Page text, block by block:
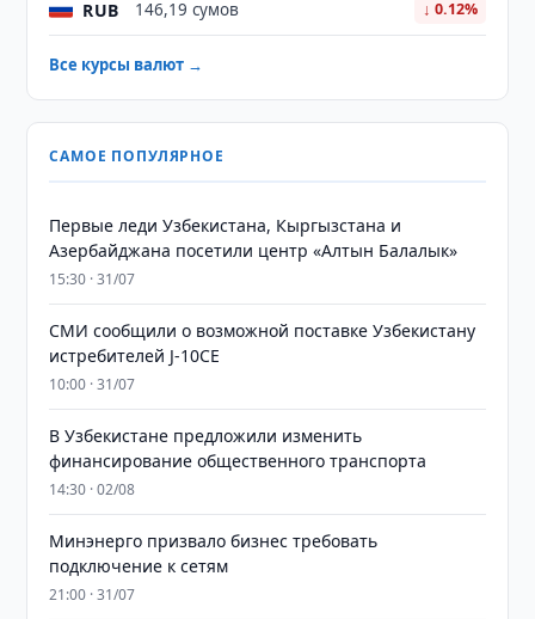
RUB 146,19 сумов ↓ 0.12%
Все курсы валют →
САМОЕ ПОПУЛЯРНОЕ
Первые леди Узбекистана, Кыргызстана и
Азербайджана посетили центр «Алтын Балалык»
15:30 · 31/07
СМИ сообщили о возможной поставке Узбекистану
истребителей J-10CE
10:00 · 31/07
В Узбекистане предложили изменить
финансирование общественного транспорта
14:30 · 02/08
Минэнерго призвало бизнес требовать
подключение к сетям
21:00 · 31/07